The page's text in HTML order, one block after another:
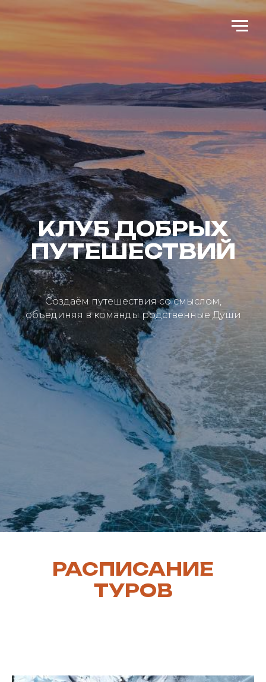
КЛУБ ДОБРЫХ
ПУТЕШЕСТВИЙ
Создаём путешествия со смыслом,
объединяя в команды родственные Души
РАСПИСАНИЕ
ТУРОВ